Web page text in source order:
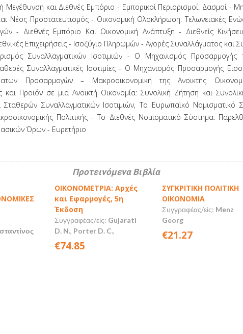
Μεγέθυνση και Διεθνές Εμπόριο - Εμπορικοί Περιορισμοί: Δασμοί -
Νέος Προστατευτισμός - Οικονομική Ολοκλήρωση: Τελωνειακές
- Διεθνές Εμπόριο Και Οικονομική Ανάπτυξη - Διεθνείς
Επιχειρήσεις - Ισοζύγιο Πληρωμών - Αγορές Συναλλάγματος και
Συναλλαγματικών Ισοτιμιών - Ο Μηχανισμός
Συναλλαγματικές Ισοτιμίες - Ο Μηχανισμός Προσαρμογής
Προσαρμογών – Μακροοικονομική της Ανοικτής
και Προϊόν σε μια Ανοικτή Οικονομία: Συνολική Ζήτηση και
Σταθερών Συναλλαγματικών Ισοτιμιών, Το Ευρωπαϊκό Νομισματικό
Πολιτικής - Το Διεθνές Νομισματικό Σύστημα:
Όρων - Ευρετήριο
Προτεινόμενα Βιβλία
ΟΙΚΟΝΟΜΕΤΡΙΑ: Αρχές
και Εφαρμογές, 5η
Έκδοση
Συγγραφέας/είς: Gujarati
D. N., Porter D. C.,
€74.85
ΣΥΓΚΡΙΤΙΚΗ ΠΟΛΙΤΙΚΗ
ΟΙΚΟΝΟΜΙΑ
Συγγραφέας/είς: Menz
Georg
€21.27